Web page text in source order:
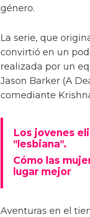
género.
La serie, que
convirtió en un
realizada por un
Jason Barker (A
comediante
Los jovenes
"lesbiana".
Cómo las
lugar mejor
Aventuras en el